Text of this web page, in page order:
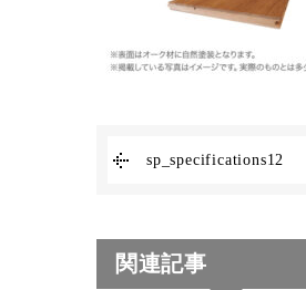
sp_specifications12
関連記事